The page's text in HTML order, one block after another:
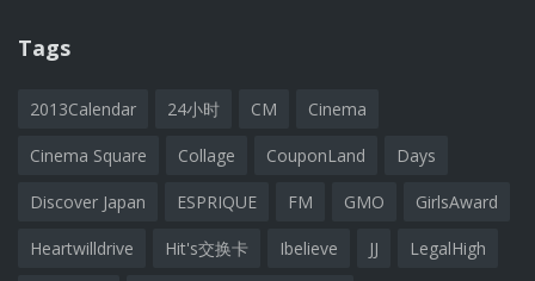
Tags
2013Calendar 24小时 CM Cinema
Cinema Square Collage CouponLand Days
Discover Japan ESPRIQUE FM GMO GirlsAward
Heartwilldrive Hit's交换卡 Ibelieve JJ LegalHigh